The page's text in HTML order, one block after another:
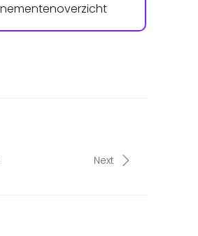
Next